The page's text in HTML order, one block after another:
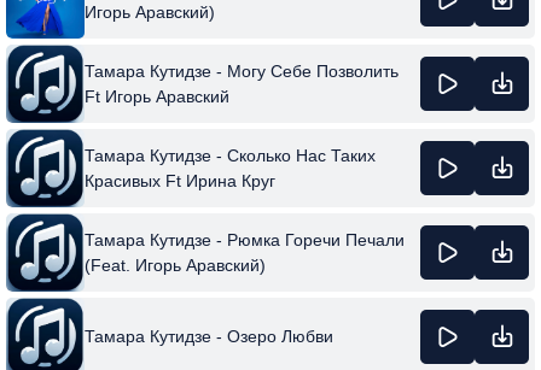
Игорь Аравский)
Тамара Кутидзе - Могу Себе Позволить
Ft Игорь Аравский
Тамара Кутидзе - Сколько Нас Таких
Красивых Ft Ирина Круг
Тамара Кутидзе - Рюмка Горечи Печали
(Feat. Игорь Аравский)
Тамара Кутидзе - Озеро Любви